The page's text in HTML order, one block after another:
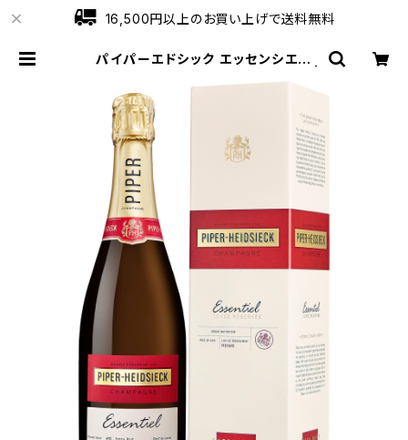
16,500円以上のお買い上げで送料無料
パイパーエドシック エッセンシエル
ワインショップローブ